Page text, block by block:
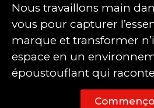
Nous travaillons main
vous pour capturer
marque et transformer
espace en un
époustouflant qui